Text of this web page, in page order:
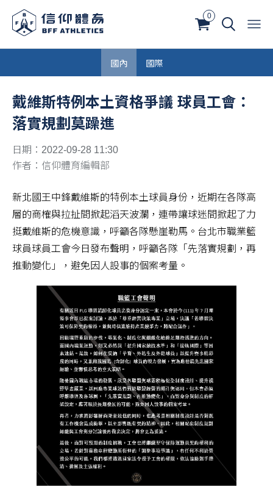
0
國內 國際
戴維斯特例本土資格爭議 球員工會：
落實規劃莫躁進
日期：2022-09-28 11:30
作者：信仰體育編輯部
新北國王中鋒戴維斯的特例本土球員身份，近期在各隊高
層的商榷與拉扯間掀起滔天波瀾，連帶讓球迷間掀起了力
挺戴維斯的危機意識，呼籲各隊懸崖勒馬。台北市職業籃
球員球員工會今日發布聲明，呼籲各隊「先落實規劃，再
推動變化」，避免因人設事的個案考量。